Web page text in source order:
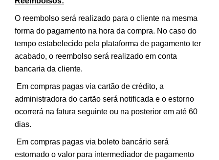
O reembolso será realizado para o cliente na mesma
forma do pagamento na hora da compra. No caso do
tempo estabelecido pela plataforma de pagamento ter
acabado, o reembolso será realizado em conta
bancaria da cliente.
Em compras pagas via cartão de crédito, a
administradora do cartão será notificada e o estorno
ocorrerá na fatura seguinte ou na posterior em até 60
dias.
Em compras pagas via boleto bancário será
estornado o valor para intermediador de pagamento